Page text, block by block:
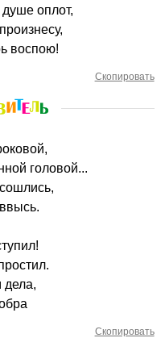
оплот,
воспою!
Скопировать
головой...
дела,
Скопировать